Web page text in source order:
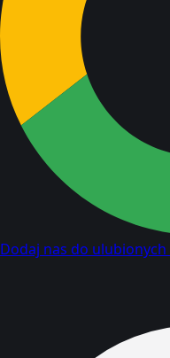
Dodaj nas do